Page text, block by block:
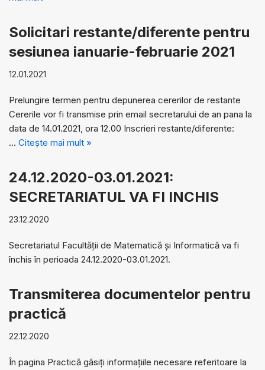
Solicitari restante/diferente pentru
sesiunea ianuarie-februarie 2021
12.01.2021
Prelungire termen pentru depunerea cererilor de restante
Cererile vor fi transmise prin email secretarului de an pana la
data de 14.01.2021, ora 12.00 Inscrieri restante/diferente:
… Citește mai mult »
24.12.2020-03.01.2021:
SECRETARIATUL VA FI INCHIS
23.12.2020
Secretariatul Facultății de Matematică și Informatică va fi
închis în perioada 24.12.2020-03.01.2021.
Transmiterea documentelor pentru
practică
22.12.2020
În pagina Practică găsiți informațiile necesare referitoare la